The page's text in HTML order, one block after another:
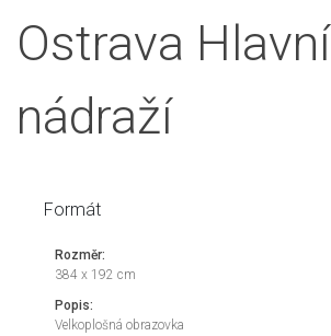
Ostrava Hlavní
nádraží
Formát
Rozměr:
384 x 192 cm
Popis:
Velkoplošná obrazovka